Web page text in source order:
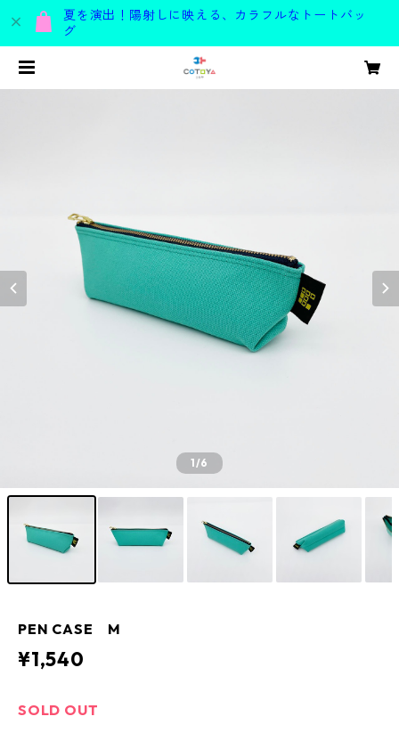
夏を演出！陽射しに映える、カラフルなトートバッ
グ
1/6
PEN CASE M
¥1,540
SOLD OUT